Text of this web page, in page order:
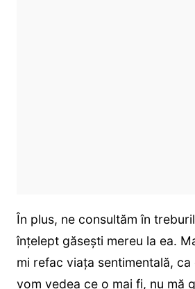
În plus, ne consultăm în
înțelept găsești mereu la ea.
mi refac viața sentimentală,
vom vedea ce o mai fi, nu mă